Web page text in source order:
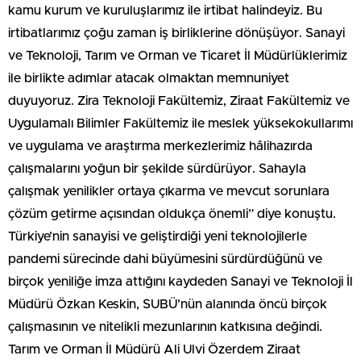
kamu kurum ve kuruluşlarımız ile irtibat halindeyiz. Bu
irtibatlarımız çoğu zaman iş birliklerine dönüşüyor. Sanayi
ve Teknoloji, Tarım ve Orman ve Ticaret İl Müdürlüklerimiz
ile birlikte adımlar atacak olmaktan memnuniyet
duyuyoruz. Zira Teknoloji Fakültemiz, Ziraat Fakültemiz ve
Uygulamalı Bilimler Fakültemiz ile meslek yüksekokullarımı
ve uygulama ve araştırma merkezlerimiz hâlihazırda
çalışmalarını yoğun bir şekilde sürdürüyor. Sahayla
çalışmak yenilikler ortaya çıkarma ve mevcut sorunlara
çözüm getirme açısından oldukça önemli” diye konuştu.
Türkiye’nin sanayisi ve geliştirdiği yeni teknolojilerle
pandemi sürecinde dahi büyümesini sürdürdüğünü ve
birçok yeniliğe imza attığını kaydeden Sanayi ve Teknoloji İl
Müdürü Özkan Keskin, SUBÜ’nün alanında öncü birçok
çalışmasının ve nitelikli mezunlarının katkısına değindi.
Tarım ve Orman İl Müdürü Ali Ulvi Özerdem Ziraat